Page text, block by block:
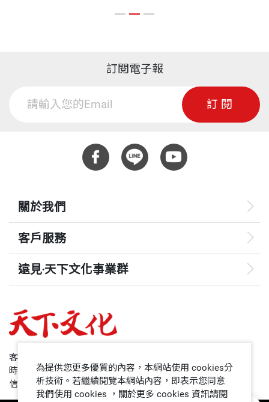
已深覺直翅目鳴蟲是十分有趣的小寵物，在此將這些
這本書，和大家一起分享。 第一次和鳴蟲邂逅的
特殊經驗是在八年前，一隻蟋蟀跑到我的床邊，在我
入睡前發出格外引人的聲音，我閉著眼彷彿躺在自然
又再響起，聽著聽著便入夢了。從那天起，蟋蟀每夜
陪我入眠，某日我突發奇想，該是朋友見面的時候
時探探頭，似乎嘲諷我逮不著牠；如此經過數日的拉
鋸戰，我拿了一個蘋果核放在地上，以美食誘惑，果
真如我所料，牠馬上趴在蘋果核上大快朵頤，再度接
近時，不知是美食當前還是接受了我友誼，牠並未閃
中，入睡前，牠又開始發出聲音。三個多月後的一
天，聲響停了，我知道該是道別的時候了，隔日將牠
放於草中，牠捲著鬚走到草堆中，我以感謝又祝福的
心情和牠說再見。這樣難忘的另類接觸經驗，希望能
透過本書的出版，讓更多人瞭解鳴蟲的美好。
訂閱電子報
訂閱
關於我們
客戶服務
遠見‧天下文化事業群
哈佛商業評論
領導影響力學院
客服專線：+886 2 2662-0012
時間：週一~週五9:00~12:30;13:30~17:00
信箱：service@cwgv.com.tw
為提供您更多優質的內容，本網站使用 cookies分
析技術。若繼續閱覽本網站內容，即表示您同意
我們使用 cookies ，關於更多 cookies 資訊請閱